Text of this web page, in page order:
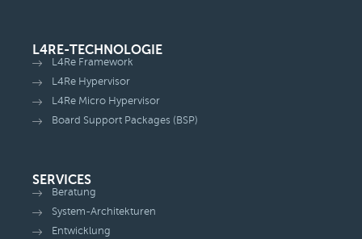
L4RE-TECHNOLOGIE
L4Re Framework
L4Re Hypervisor
L4Re Micro Hypervisor
Board Support Packages (BSP)
SERVICES
Beratung
System-Architekturen
Entwicklung